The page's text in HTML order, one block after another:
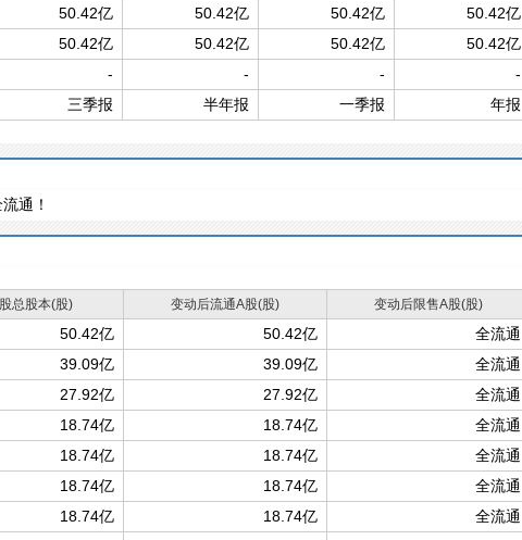
50.42亿 50.42亿 50.42亿 50.42亿
50.42亿 50.42亿 50.42亿 50.42亿
- - - -
三季报 半年报 一季报 年报
通！
总股本(股) 变动后流通A股(股)
变动后限售A股(股)
50.42亿 50.42亿 全流通
39.09亿 39.09亿 全流通
27.92亿 27.92亿 全流通
18.74亿 18.74亿 全流通
18.74亿 18.74亿 全流通
18.74亿 18.74亿 全流通
18.74亿 18.74亿 全流通